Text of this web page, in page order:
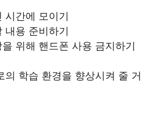
시간에 모이기
내용 준비하기
위해 핸드폰 사용 금지하기
의 학습 환경을 향상시켜 줄 거